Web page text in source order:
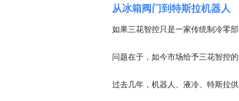
从冰箱阀门到特斯拉机器人
如果三花智控只是一家传统制冷零
问题在于，如今市场给予三花智控
过去几年，机器人、液冷、特斯拉